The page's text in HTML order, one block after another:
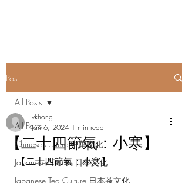
Post
All Posts
Chinese Culture 中華文化
Japanese Culture 日本文化
Japanese Tea Culture 日本茶文化
All Posts
【二十四節氣：小寒】
vkhong
Jan 6, 2024 1 min read
【二十四節氣：小寒】